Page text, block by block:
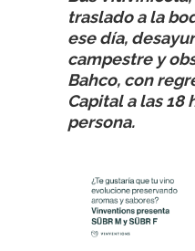
traslado a la
ese día,
campestre y
Bahco, con
Capital a las 18
persona.